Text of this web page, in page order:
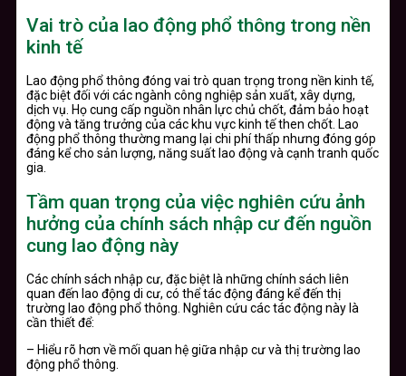
Vai trò của lao động phổ thông trong nền
kinh tế
Lao động phổ thông đóng vai trò quan trọng trong nền kinh tế,
đặc biệt đối với các ngành công nghiệp sản xuất, xây dựng,
dịch vụ. Họ cung cấp nguồn nhân lực chủ chốt, đảm bảo hoạt
động và tăng trưởng của các khu vực kinh tế then chốt. Lao
động phổ thông thường mang lại chi phí thấp nhưng đóng góp
đáng kể cho sản lượng, năng suất lao động và cạnh tranh quốc
gia.
Tầm quan trọng của việc nghiên cứu ảnh
hưởng của chính sách nhập cư đến nguồn
cung lao động này
Các chính sách nhập cư, đặc biệt là những chính sách liên
quan đến lao động di cư, có thể tác động đáng kể đến thị
trường lao động phổ thông. Nghiên cứu các tác động này là
cần thiết để:
– Hiểu rõ hơn về mối quan hệ giữa nhập cư và thị trường lao
động phổ thông.